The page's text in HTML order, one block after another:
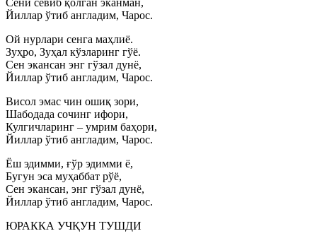
Сени севиб қолган эканман,
Йиллар ўтиб англадим, Чарос.
Ой нурлари сенга маҳлиё.
Зуҳро, Зуҳал кўзларинг гўё.
Сен экансан энг гўзал дунё,
Йиллар ўтиб англадим, Чарос.
Висол эмас чин ошиқ зори,
Шабодада сочинг ифори,
Кулгичларинг – умрим баҳори,
Йиллар ўтиб англадим, Чарос.
Ёш эдимми, ғўр эдимми ё,
Бугун эса муҳаббат рўё,
Сен экансан, энг гўзал дунё,
Йиллар ўтиб англадим, Чарос.
ЮРАККА УЧҚУН ТУШДИ